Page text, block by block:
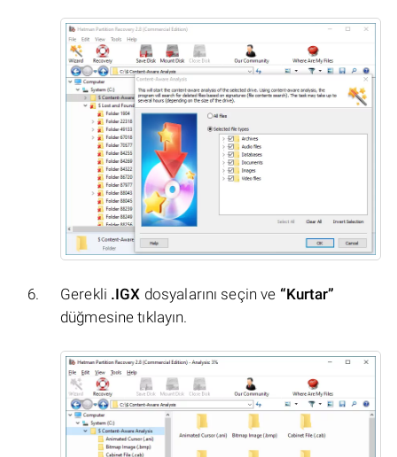
Gerekli .IGX dosyalarını seçin ve “Kurtar”
düğmesine tıklayın.